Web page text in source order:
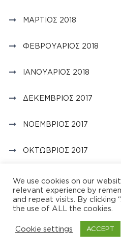
ΜΆΡΤΙΟΣ 2018
ΦΕΒΡΟΥΆΡΙΟΣ 2018
ΙΑΝΟΥΆΡΙΟΣ 2018
ΔΕΚΈΜΒΡΙΟΣ 2017
ΝΟΈΜΒΡΙΟΣ 2017
ΟΚΤΏΒΡΙΟΣ 2017
ΣΕΠΤΈΜΒΡΙΟΣ 2017
ΑΎΓΟΥΣΤΟΣ 2017
ΙΟΎΛΙΟΣ 2017
We use cookies on our
relevant experience by
and repeat visits. By clicking
the use of ALL the cookies.
Cookie settings ACCEPT